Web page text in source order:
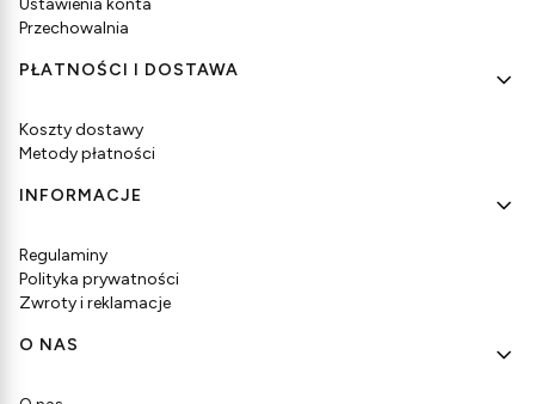
Ustawienia konta
Przechowalnia
PŁATNOŚCI I DOSTAWA
Koszty dostawy
Metody płatności
INFORMACJE
Regulaminy
Polityka prywatności
Zwroty i reklamacje
O NAS